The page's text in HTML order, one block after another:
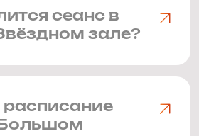
сеанс в
зале?
расписание